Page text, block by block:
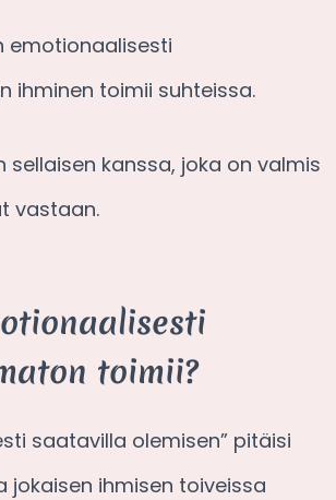
emotionaalisesti
ihminen toimii suhteissa.
sellaisen kanssa, joka on valmis
vastaan.
toimii?
saatavilla olemisen” pitäisi
jokaisen ihmisen toiveissa